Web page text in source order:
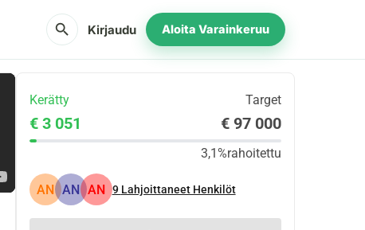
search Kirjaudu Aloita Varainkeruu
Kerätty Target
€ 3 051 € 97 000
3,1%rahoitettu
AN AN AN 9 Lahjoittaneet Henkilöt